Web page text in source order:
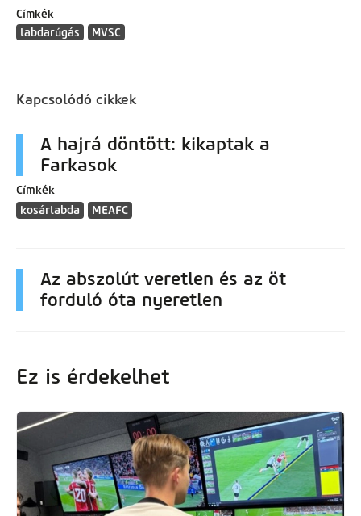
Címkék
labdarúgás
MVSC
Kapcsolódó cikkek
A hajrá döntött: kikaptak a
Farkasok
Címkék
kosárlabda
MEAFC
Az abszolút veretlen és az öt
forduló óta nyeretlen
Ez is érdekelhet